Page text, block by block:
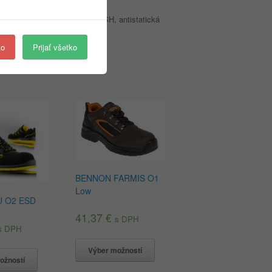
potiahnutá textíliou MESH, antistatická
O2 ESD
DPH
BENNON FARMIS O1
Low
41,37 € s DPH
Výber možností
Prijať všetko